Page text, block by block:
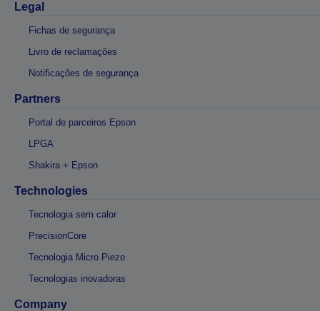
Legal
Fichas de segurança
Livro de reclamações
Notificações de segurança
Partners
Portal de parceiros Epson
LPGA
Shakira + Epson
Technologies
Tecnologia sem calor
PrecisionCore
Tecnologia Micro Piezo
Tecnologias inovadoras
Company